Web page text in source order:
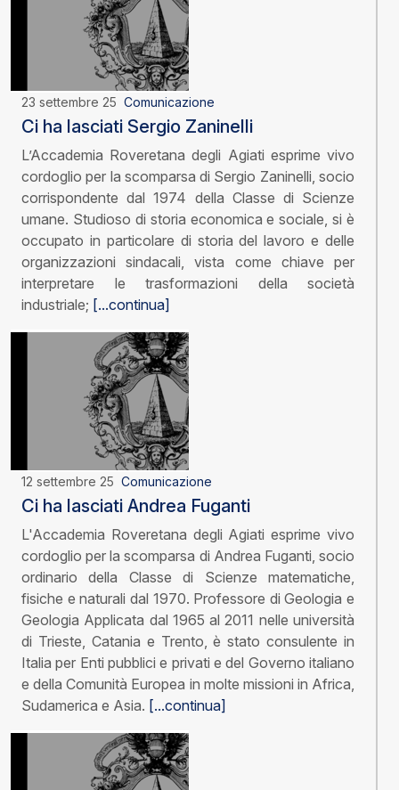
23 settembre 25 Comunicazione
Ci ha lasciati Sergio Zaninelli
L’Accademia Roveretana degli Agiati esprime vivo
cordoglio per la scomparsa di Sergio Zaninelli, socio
corrispondente dal 1974 della Classe di Scienze
umane. Studioso di storia economica e sociale, si è
occupato in particolare di storia del lavoro e delle
organizzazioni sindacali, vista come chiave per
interpretare le trasformazioni della società
industriale; [...continua]
12 settembre 25 Comunicazione
Ci ha lasciati Andrea Fuganti
L'Accademia Roveretana degli Agiati esprime vivo
cordoglio per la scomparsa di Andrea Fuganti, socio
ordinario della Classe di Scienze matematiche,
fisiche e naturali dal 1970. Professore di Geologia e
Geologia Applicata dal 1965 al 2011 nelle università
di Trieste, Catania e Trento, è stato consulente in
Italia per Enti pubblici e privati e del Governo italiano
e della Comunità Europea in molte missioni in Africa,
Sudamerica e Asia. [...continua]